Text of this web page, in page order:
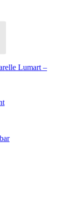
Lumart –